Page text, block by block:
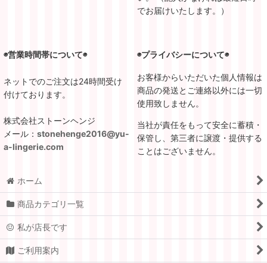
でお届けいたします。）
◉営業時間帯について◉ ◉プライバシーについて◉
ネットでのご注文は24時間受け
付けております。
株式会社ストーンヘンジ
メール： stonehenge2016@yu-
a-lingerie.com
お客様からいただいた個人情報は
商品の発送とご連絡以外には一切
使用致しません。
当社が責任をもって安全に蓄積・
保管し、第三者に譲渡・提供する
ことはございません。
ホーム
商品カテゴリ一覧
私が店長です
ご利用案内